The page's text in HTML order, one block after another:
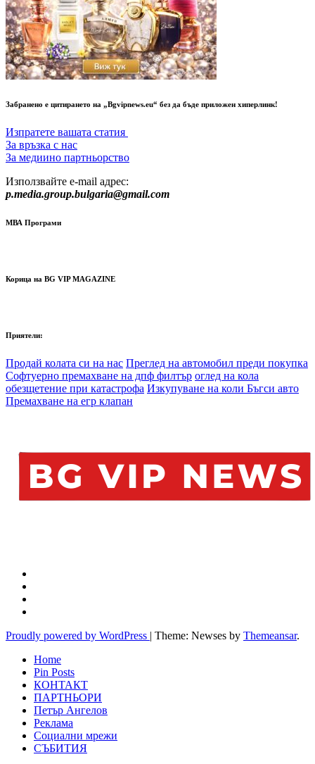
Забранено е цитирането на „Bgvipnews.eu“ без да бъде приложен хиперлинк!
Изпратете вашата статия
За връзка с нас
За медиино партньорство
Използвайте e-mail адрес:
p.media.group.bulgaria@gmail.com
МВА Програми
Корица на BG VIP MAGAZINE
Приятели:
Продай колата си на нас Преглед на автомобил преди покупка
Софтуерно премахване на дпф филтър оглед на кола
обезщетение при катастрофа Изкупуване на коли Бъгси авто
Премахване на егр клапан
Proudly powered by WordPress | Theme: Newses by Themeansar.
Home
Pin Posts
КОНТАКТ
ПАРТНЬОРИ
Петър Ангелов
Реклама
Социални мрежи
СЪБИТИЯ